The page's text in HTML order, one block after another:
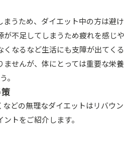
うため、ダイエット中の方は避
不足してしまうため疲れを感じ
なるなど生活にも支障が出てくる
せんが、体にとっては重要な栄
。
どの無理なダイエットはリバウ
トをご紹介します。